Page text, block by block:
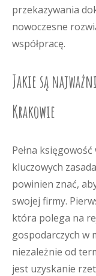
przekazywania
nowoczesne
współpracę.
Jakie są
Krakowie
Pełna
kluczowych
powinien znać,
swojej firmy.
która polega na
gospodarczych w
niezależnie od
jest uzyskanie